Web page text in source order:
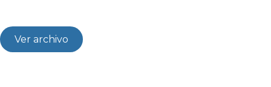
Ver archivo